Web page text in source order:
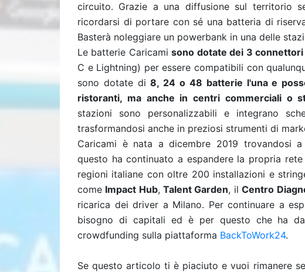
circuito. Grazie a una diffusione sul territorio
ricordarsi di portare con sé una batteria di
Basterà noleggiare un powerbank in una delle
Le batterie Caricamisono dotate dei 3
C e Lightning) per essere compatibili con
sono dotate di8, 24 o 48 batterie l'una e
ristoranti, ma anche in centri commerciali o
stazioni sono personalizzabili e integrano
trasformandosi anche in preziosi strumenti di
Caricami è nata a dicembre 2019 trovandosi
questo ha continuato a espandere la propria
regioni italiane con oltre 200 installazioni e
come Impact Hub,Talent Garden, ilCentro
ricarica dei driver a Milano. Per continuare a
bisogno di capitali ed è per questo che ha
crowdfunding sulla piattaforma BackToWork24.
Se questo articolo ti è piaciuto e vuoi rimanere